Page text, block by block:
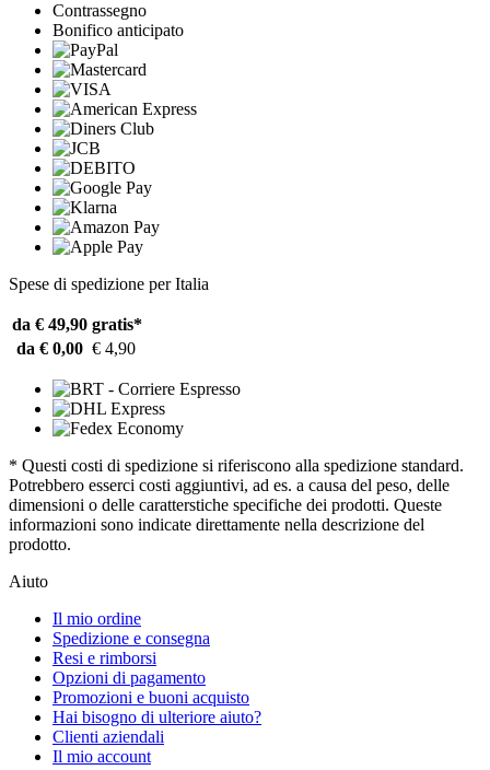
Contrassegno
Bonifico anticipato
Spese di spedizione per Italia
da € 49,90 gratis*
da € 0,00 € 4,90
* Questi costi di spedizione si riferiscono alla spedizione standard.
Potrebbero esserci costi aggiuntivi, ad es. a causa del peso, delle
dimensioni o delle caratterstiche specifiche dei prodotti. Queste
informazioni sono indicate direttamente nella descrizione del
prodotto.
Aiuto
Il mio ordine
Spedizione e consegna
Resi e rimborsi
Opzioni di pagamento
Promozioni e buoni acquisto
Hai bisogno di ulteriore aiuto?
Clienti aziendali
Il mio account